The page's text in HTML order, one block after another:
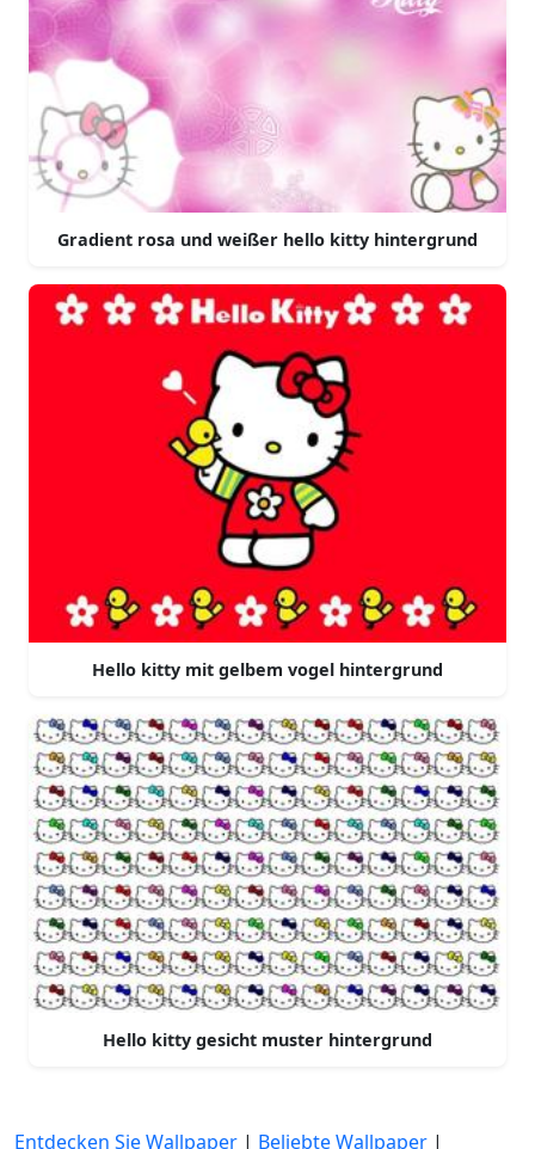
Gradient rosa und weißer hello kitty hintergrund
Hello kitty mit gelbem vogel hintergrund
Hello kitty gesicht muster hintergrund
Entdecken Sie Wallpaper | Beliebte Wallpaper |